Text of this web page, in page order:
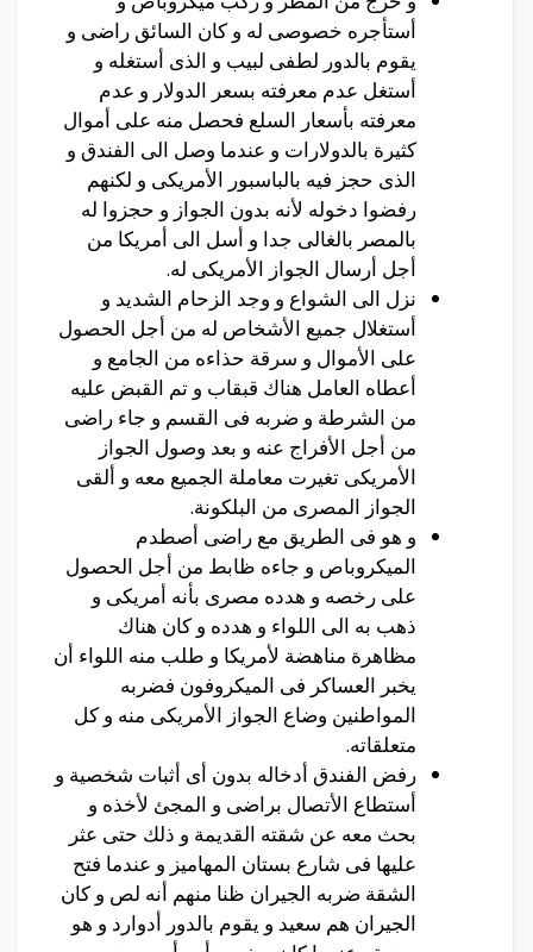
أستأجره خصوصى له و كان السائق راضى و
يقوم بالدور لطفى لبيب و الذى أستغله و
أستغل عدم معرفته بسعر الدولار و عدم
معرفته بأسعار السلع فحصل منه على أموال
كثيرة بالدولارات و عندما وصل الى الفندق و
الذى حجز فيه بالباسبور الأمريكى و لكنهم
رفضوا دخوله لأنه بدون الجواز و حجزوا له
بالمصر بالغالى جدا و أسل الى أمريكا من
أجل أرسال الجواز الأمريكى له.
نزل الى الشواع و وجد الزحام الشديد و
أستغلال جميع الأشخاص له من أجل الحصول
على الأموال و سرقة حذاءه من الجامع و
أعطاه العامل هناك قبقاب و تم القبض عليه
من الشرطة و ضربه فى القسم و جاء راضى
من أجل الأفراج عنه و بعد وصول الجواز
الأمريكى تغيرت معاملة الجميع معه و ألقى
الجواز المصرى من البلكونة.
و هو فى الطريق مع راضى أصطدم
الميكروباص و جاءه ظابط من أجل الحصول
على رخصه و هدده مصرى بأنه أمريكى و
ذهب به الى اللواء و هدده و كان هناك
مظاهرة مناهضة لأمريكا و طلب منه اللواء أن
يخبر العساكر فى الميكروفون فضربه
المواطنين وضاع الجواز الأمريكى منه و كل
متعلقاته.
رفض الفندق أدخاله بدون أى أثبات شخصية و
أستطاع الأتصال براضى و المجئ لأخذه و
بحث معه عن شقته القديمة و ذلك حتى عثر
عليها فى شارع بستان المهاميز و عندما فتح
الشقة ضربه الجيران ظنا منهم أنه لص و كان
الجيران هم سعيد و يقوم بالدور أدوارد و هو